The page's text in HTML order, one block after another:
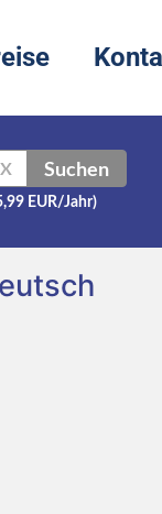
X Suchen
EUR/Jahr)